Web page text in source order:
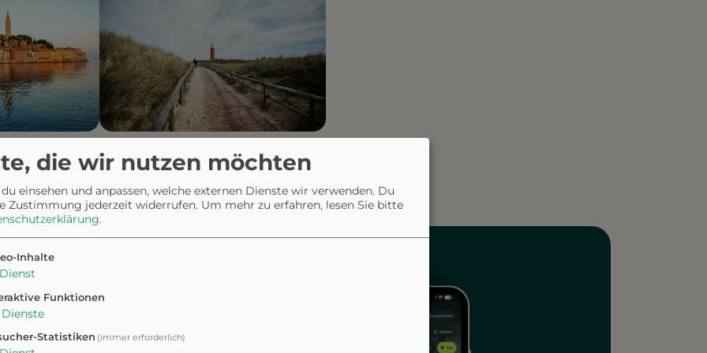
Texel
App
deiner Fellnase das beste Leben
die wir nutzen möchten
einsehen und anpassen, welche externen Dienste wir verwenden. Du
Zustimmung jederzeit widerrufen. Um mehr zu erfahren, lesen Sie bitte
.
Inhalte
Dienst
Funktionen
Dienste
Statistiken (immer erforderlich)